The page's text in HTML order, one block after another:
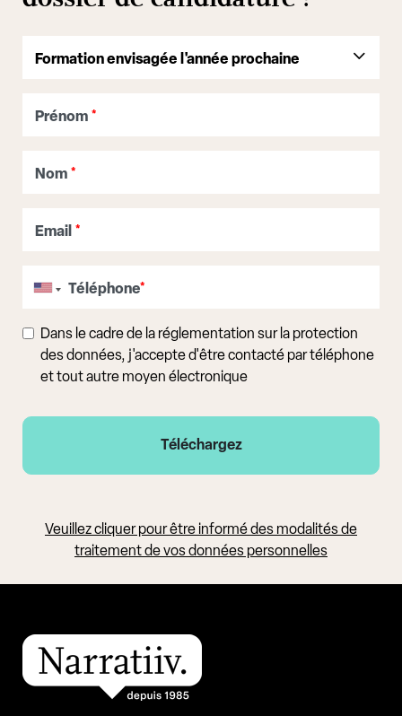
Prénom *
Nom *
Email *
Téléphone*
Dans le cadre de la réglementation sur la protection
des données, j'accepte d'être contacté par téléphone
et tout autre moyen électronique
Veuillez cliquer pour être informé des modalités de
traitement de vos données personnelles